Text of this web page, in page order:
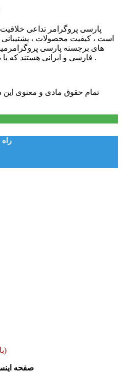
پارسی پروگرامر تداعی
است ، کیفیت محصولات ،
های برجسته پارسی
فارسی و ایرانی هستند که با ذوق و خلاقیت طراحی شده اند .
تمام حقوق مادی و معنوی این
(بالاترین اولیت پاسخگویی)
صفحه